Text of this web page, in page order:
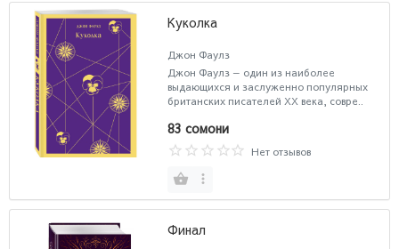
Куколка
Джон Фаулз
Джон Фаулз — один из наиболее
выдающихся и заслуженно популярных
британских писателей ХХ века, совре..
83 сомони
Нет отзывов
Финал